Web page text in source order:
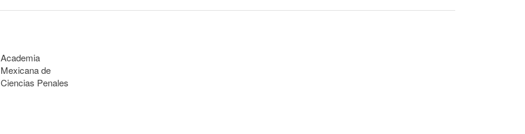
Academia
Mexicana de
Ciencias Penales